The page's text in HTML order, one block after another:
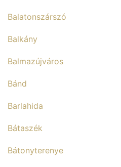
Balatonszárszó
Balkány
Balmazújváros
Bánd
Barlahida
Bátaszék
Bátonyterenye